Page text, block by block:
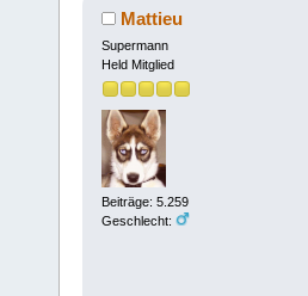
Mattieu
Supermann
Held Mitglied
Beiträge: 5.259
Geschlecht: